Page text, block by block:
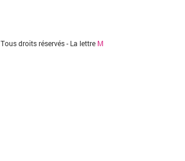
Tous droits réservés - La lettre M